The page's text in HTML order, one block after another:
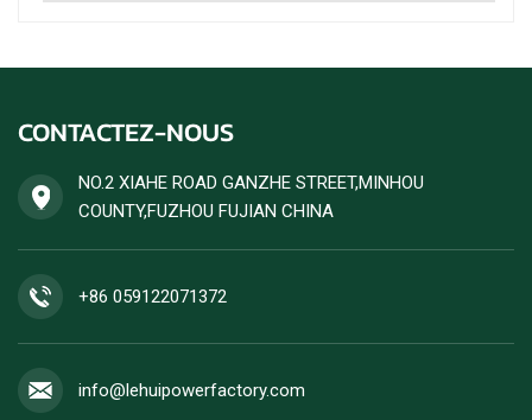
CONTACTEZ-NOUS
NO.2 XIAHE ROAD GANZHE STREET,MINHOU
COUNTY,FUZHOU FUJIAN CHINA
+86 059122071372
info@lehuipowerfactory.com